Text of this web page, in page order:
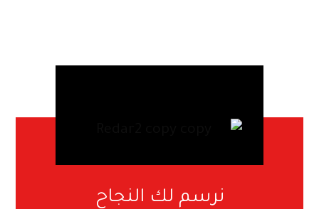
نرسم لك النجاح